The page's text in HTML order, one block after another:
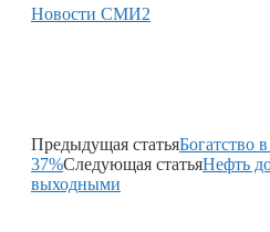
Новости СМИ2
Предыдущая статьяБогатство
37%Следующая статьяНефть
выходными